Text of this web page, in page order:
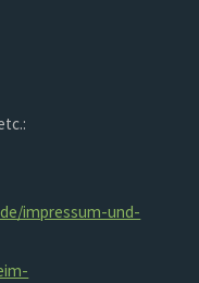
impressum-und-